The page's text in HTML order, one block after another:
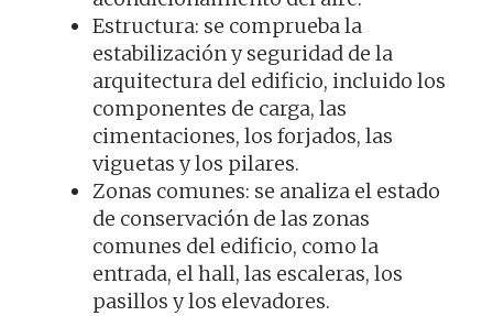
Estructura: se comprueba la
estabilización y seguridad de la
arquitectura del edificio, incluido los
componentes de carga, las
cimentaciones, los forjados, las
viguetas y los pilares.
Zonas comunes: se analiza el estado
de conservación de las zonas
comunes del edificio, como la
entrada, el hall, las escaleras, los
pasillos y los elevadores.